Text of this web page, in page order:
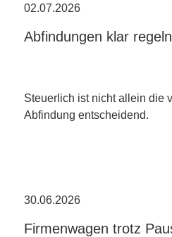
02.07.2026
Abfindungen klar regeln
Steuerlich ist nicht allein die
Abfindung entscheidend.
30.06.2026
Firmenwagen trotz